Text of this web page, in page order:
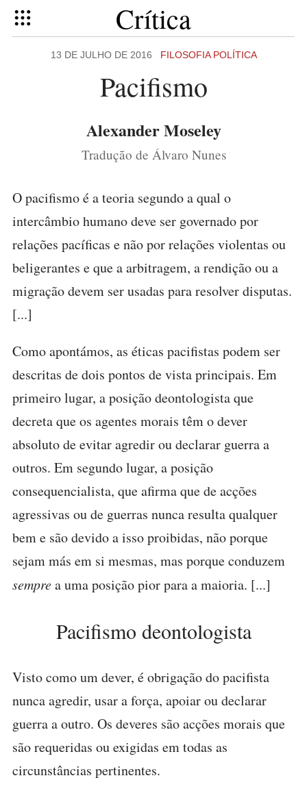
Crítica
13 DE JULHO DE 2016 FILOSOFIA POLÍTICA
Pacifismo
Alexander Moseley
Tradução de Álvaro Nunes
O pacifismo é a teoria segundo a qual o
intercâmbio humano deve ser governado por
relações pacíficas e não por relações violentas ou
beligerantes e que a arbitragem, a rendição ou a
migração devem ser usadas para resolver disputas.
[...]
Como apontámos, as éticas pacifistas podem ser
descritas de dois pontos de vista principais. Em
primeiro lugar, a posição deontologista que
decreta que os agentes morais têm o dever
absoluto de evitar agredir ou declarar guerra a
outros. Em segundo lugar, a posição
consequencialista, que afirma que de acções
agressivas ou de guerras nunca resulta qualquer
bem e são devido a isso proibidas, não porque
sejam más em si mesmas, mas porque conduzem
semprea uma posição pior para a maioria. [...]
Pacifismo deontologista
Visto como um dever, é obrigação do pacifista
nunca agredir, usar a força, apoiar ou declarar
guerra a outro. Os deveres são acções morais que
são requeridas ou exigidas em todas as
circunstâncias pertinentes.